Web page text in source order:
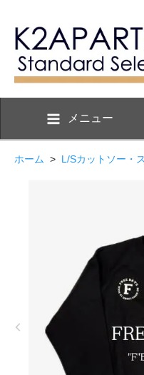
メニュー
ホーム > L/Sカットソー・